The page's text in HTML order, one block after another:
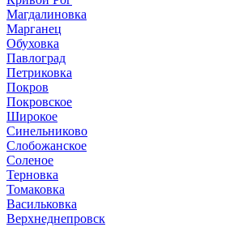
Магдалиновка
Марганец
Обуховка
Павлоград
Петриковка
Покров
Покровское
Широкое
Синельниково
Слобожанское
Соленое
Терновка
Томаковка
Васильковка
Верхнеднепровск